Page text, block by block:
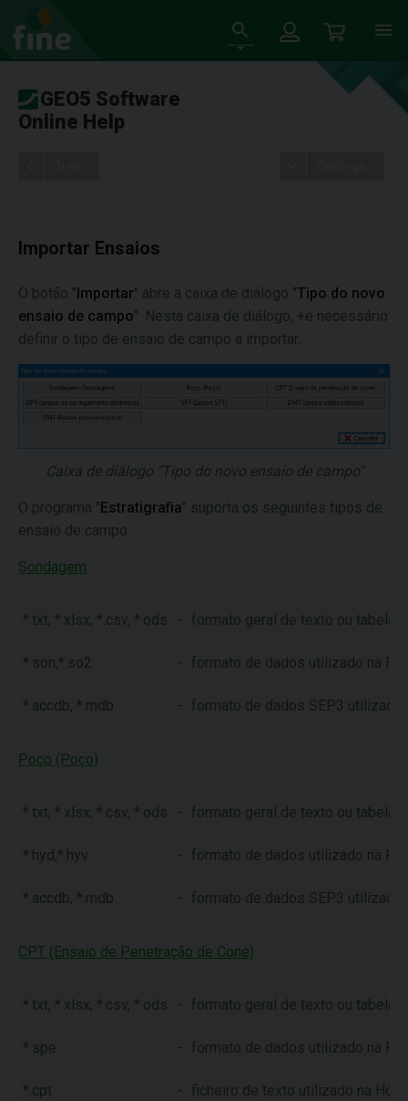
GEO5 Software
Online Help
Importar Ensaios
O botão "Importar" abre a caixa de diálogo "Tipo do novo
ensaio de campo". Nesta caixa de diálogo, +e necessário
definir o tipo de ensaio de campo a importar.
Caixa de diálogo "Tipo do novo ensaio de campo"
O programa " Estratigrafia" suporta os seguintes tipos de
ensaio de campo:
Sondagem
*.txt, *.xlsx, *.csv, *.ods - formato geral de texto ou tabela
*.son,*.so2 - formato de dados utilizado na
*.accdb, *.mdb - formato de dados SEP3 utilizado
Poço (Poço)
*.txt, *.xlsx, *.csv, *.ods - formato geral de texto ou tabela
*.hyd,*.hyv - formato de dados utilizado na
*.accdb, *.mdb - formato de dados SEP3 utilizado
CPT (Ensaio de Penetração de Cone)
*.txt, *.xlsx, *.csv, *.ods - formato geral de texto ou tabela
*.spe - formato de dados utilizado na
*.cpt - ficheiro de texto utilizado na